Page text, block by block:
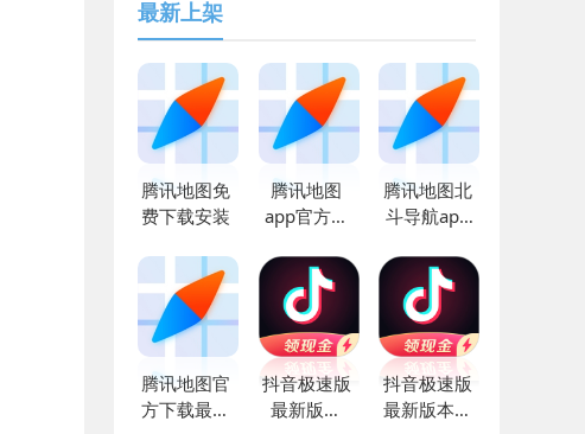
最新上架
腾讯地图免
费下载安装
腾讯地图
app官方下
腾讯地图北
斗导航app
腾讯地图官
方下载最新
抖音极速版
最新版本
抖音极速版
最新版本下